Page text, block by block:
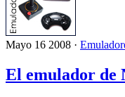
Mayo 16 2008 ·
El emulador de